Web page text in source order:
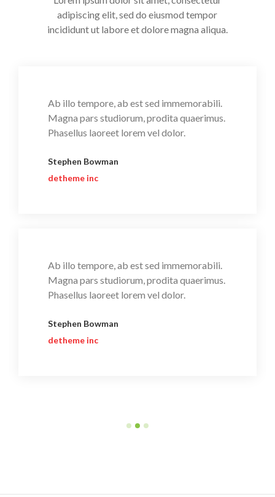
adipiscing elit, sed do eiusmod tempor
incididunt ut labore et dolore magna aliqua.
Ab illo tempore, ab est sed immemorabili.
Magna pars studiorum, prodita quaerimus.
Phasellus laoreet lorem vel dolor.
Stephen Bowman
detheme inc
Ab illo tempore, ab est sed immemorabili.
Magna pars studiorum, prodita quaerimus.
Phasellus laoreet lorem vel dolor.
Stephen Bowman
detheme inc